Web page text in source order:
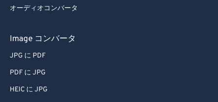
オーディオコンバータ
Image コンバータ
JPG に PDF
PDF に JPG
HEIC に JPG